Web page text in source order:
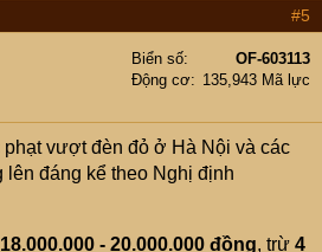
#5
Biển số
OF-603113
Động cơ
135,943 Mã lực
vượt đèn đỏ ở Hà Nội và các
lên đáng kể theo Nghị định
18.000.000 - 20.000.000 đồng, trừ 4